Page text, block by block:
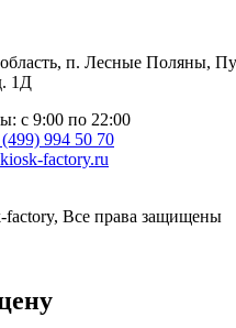
п. Лесные Поляны,
1Д
с 9:00 по 22:00
994 50 70
factory.ru
factory, Все права защищены